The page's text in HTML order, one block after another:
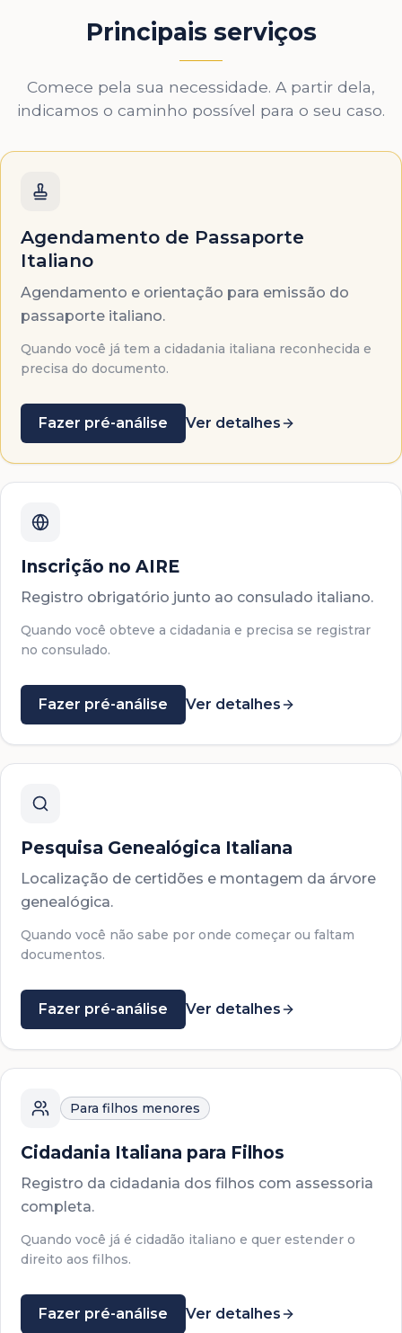
Principais serviços
Comece pela sua necessidade. A partir dela,
indicamos o caminho possível para o seu caso.
Agendamento de Passaporte
Italiano
Agendamento e orientação para emissão do
passaporte italiano.
Quando você já tem a cidadania italiana reconhecida e
precisa do documento.
Fazer pré-análise Ver detalhes
Inscrição no AIRE
Registro obrigatório junto ao consulado italiano.
Quando você obteve a cidadania e precisa se registrar
no consulado.
Fazer pré-análise Ver detalhes
Pesquisa Genealógica Italiana
Localização de certidões e montagem da árvore
genealógica.
Quando você não sabe por onde começar ou faltam
documentos.
Fazer pré-análise Ver detalhes
Para filhos menores
Cidadania Italiana para Filhos
Registro da cidadania dos filhos com assessoria
completa.
Quando você já é cidadão italiano e quer estender o
direito aos filhos.
Fazer pré-análise Ver detalhes